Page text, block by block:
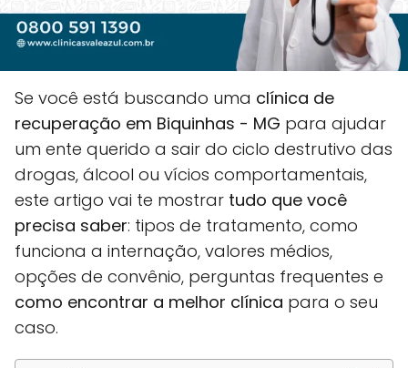
Se você está buscando uma clínica de
recuperação em Biquinhas - MG para ajudar
um ente querido a sair do ciclo destrutivo das
drogas, álcool ou vícios comportamentais,
este artigo vai te mostrar tudo que você
precisa saber: tipos de tratamento, como
funciona a internação, valores médios,
opções de convênio, perguntas frequentes e
como encontrar a melhor clínica para o seu
caso.